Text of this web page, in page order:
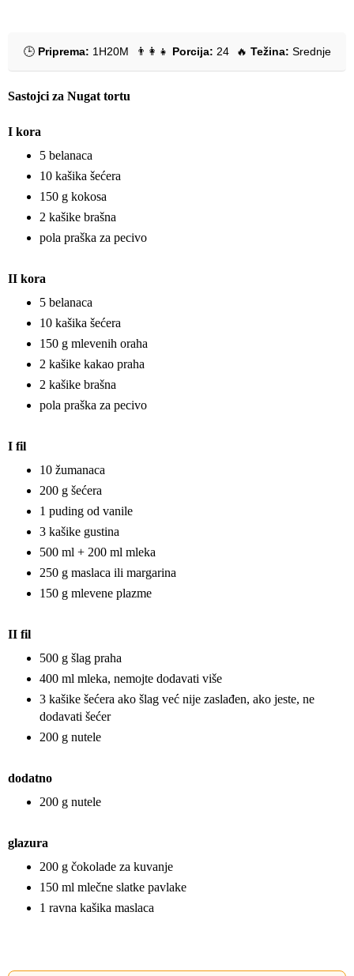
🕒 Priprema: 1H20M 👨‍👩‍👧 Porcija: 24 🔥 Težina: Srednje
Sastojci za Nugat tortu
I kora
5 belanaca
10 kašika šećera
150 g kokosa
2 kašike brašna
pola praška za pecivo
II kora
5 belanaca
10 kašika šećera
150 g mlevenih oraha
2 kašike kakao praha
2 kašike brašna
pola praška za pecivo
I fil
10 žumanaca
200 g šećera
1 puding od vanile
3 kašike gustina
500 ml + 200 ml mleka
250 g maslaca ili margarina
150 g mlevene plazme
II fil
500 g šlag praha
400 ml mleka, nemojte dodavati više
3 kašike šećera ako šlag već nije zaslađen, ako jeste, ne
dodavati šećer
200 g nutele
dodatno
200 g nutele
glazura
200 g čokolade za kuvanje
150 ml mlečne slatke pavlake
1 ravna kašika maslaca